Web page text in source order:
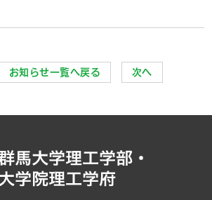
お知らせ一覧へ戻る 次へ